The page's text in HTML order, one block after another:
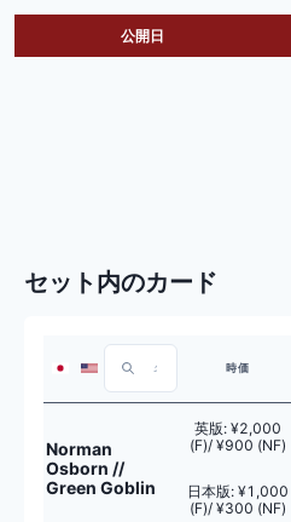
公開日
セット内のカード
時価
Norman
Osborn //
Green Goblin
英版: ¥2,000
(F)/ ¥900 (NF)
日本版: ¥1,000
(F)/ ¥300 (NF)